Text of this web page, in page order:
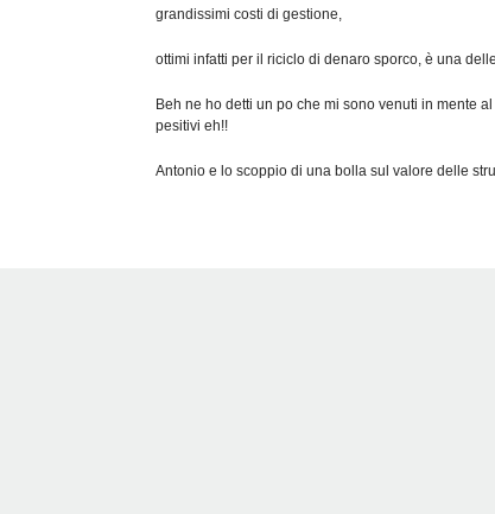
grandissimi costi di gestione,
ottimi infatti per il riciclo di denaro sporco, è una
Beh ne ho detti un po che mi sono venuti in mente
pesitivi eh!!
Antonio e lo scoppio di una bolla sul valore delle